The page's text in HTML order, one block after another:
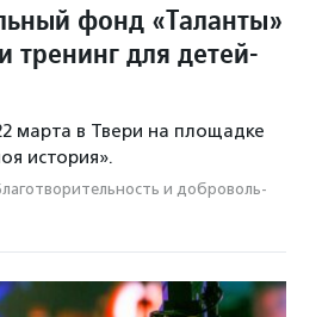
фонд «Таланты»
тренинг для детей-
марта в Твери на площадке
история».
и доброволь­